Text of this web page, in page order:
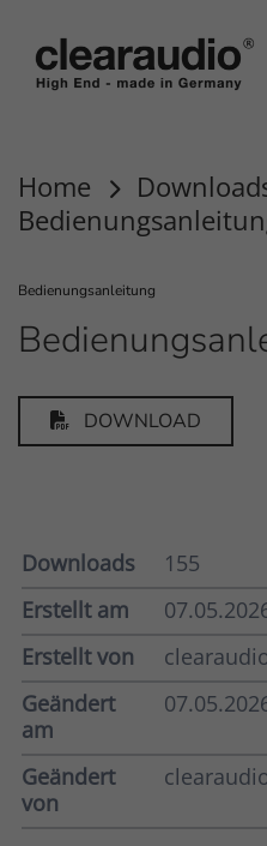
Home
Bedienungsanleitung
DOWNLOAD
Downloads
155
Erstellt am
Erstellt von
Geändert
am
Geändert
von